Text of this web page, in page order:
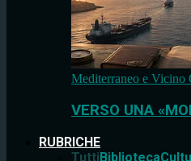
Mediterraneo e Vicino
VERSO UNA
RUBRICHE
TuttiBiblioteca